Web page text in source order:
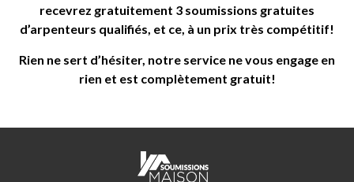
recevrez gratuitement 3 soumissions gratuites
d’arpenteurs qualifiés, et ce, à un prix très compétitif!
Rien ne sert d’hésiter, notre service ne vous engage en
rien et est complètement gratuit!